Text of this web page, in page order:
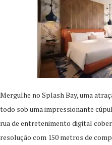
Mergulhe no Splash Bay, uma
todo sob uma impressionante
rua de entretenimento digital
resolução com 150 metros de